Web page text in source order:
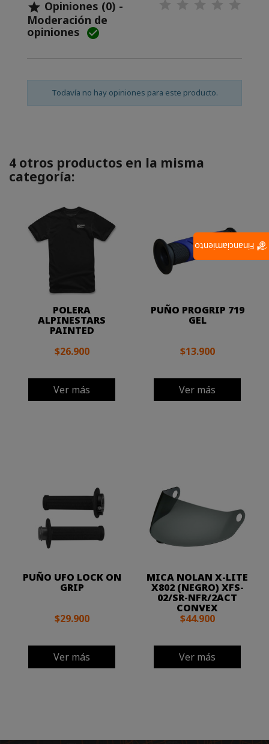
 Opiniones (0) -
Moderación de
opiniones 
Todavía no hay opiniones para este producto.
4 otros productos en la misma
categoría:
POLERA
ALPINESTARS
PAINTED
$26.900
Ver más
PUÑO PROGRIP 719
GEL
$13.900
Ver más
PUÑO UFO LOCK ON
GRIP
$29.900
Ver más
MICA NOLAN X-LITE
X802 (NEGRO) XFS-
02/SR-NFR/2ACT
CONVEX
$44.900
Ver más
Financiamiento